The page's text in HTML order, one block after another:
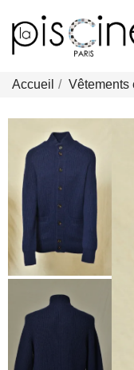
Accueil Vêtements